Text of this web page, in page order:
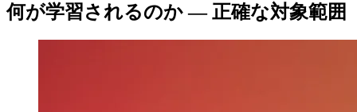
何が学習されるのか — 正確な対象範囲